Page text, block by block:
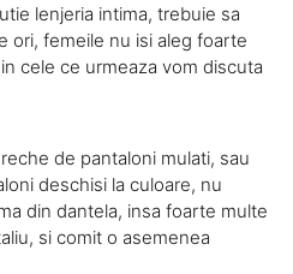
lenjeria intima, trebuie sa
ori, femeile nu isi aleg foarte
cele ce urmeaza vom discuta
de pantaloni mulati, sau
deschisi la culoare, nu
din dantela, insa foarte multe
si comit o asemenea